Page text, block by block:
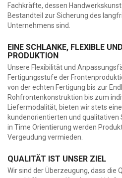
Fachkräfte, dessen
Bestandteil zur Sicherung des
Unternehmens sind.
EINE SCHLANKE, FLEXIBLE
PRODUKTION
Unsere Flexibilität und
Fertigungsstufe der
von der echten Fertigung bis zur
Rohfrontenkonstruktion bis zum
Liefermodalität, bieten wir stets
kundenorientierten und qualitativen
in Time Orientierung werden
Vergeudung vermieden.
QUALITÄT IST UNSER ZIEL
Wir sind der Überzeugung, dass die